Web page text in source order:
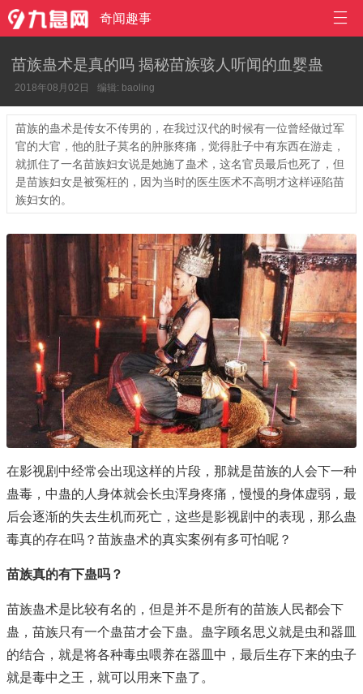

奇闻趣事
苗族蛊术是真的吗 揭秘苗族骇人听闻的血婴蛊
2018年08月02日 编辑: baoling
苗族的蛊术是传女不传男的，在我过汉代的时候有一位曾经做过军
官的大官，他的肚子莫名的肿胀疼痛，觉得肚子中有东西在游走，
就抓住了一名苗族妇女说是她施了蛊术，这名官员最后也死了，但
是苗族妇女是被冤枉的，因为当时的医生医术不高明才这样诬陷苗
族妇女的。
在影视剧中经常会出现这样的片段，那就是苗族的人会下一种
蛊毒，中蛊的人身体就会长虫浑身疼痛，慢慢的身体虚弱，最
后会逐渐的失去生机而死亡，这些是影视剧中的表现，那么蛊
毒真的存在吗？苗族蛊术的真实案例有多可怕呢？
苗族真的有下蛊吗？
苗族蛊术是比较有名的，但是并不是所有的苗族人民都会下
蛊，苗族只有一个蛊苗才会下蛊。蛊字顾名思义就是虫和器皿
的结合，就是将各种毒虫喂养在器皿中，最后生存下来的虫子
就是毒中之王，就可以用来下蛊了。